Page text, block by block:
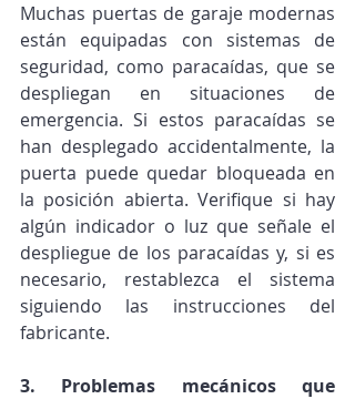
Muchas puertas de garaje modernas
están equipadas con sistemas de
seguridad, como paracaídas, que se
despliegan en situaciones de
emergencia. Si estos paracaídas se
han desplegado accidentalmente, la
puerta puede quedar bloqueada en
la posición abierta. Verifique si hay
algún indicador o luz que señale el
despliegue de los paracaídas y, si es
necesario, restablezca el sistema
siguiendo las instrucciones del
fabricante.
3. Problemas mecánicos que